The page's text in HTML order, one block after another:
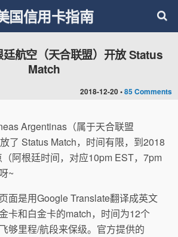
国信用卡指南
2018-12-20 •85 Comments
廷航空（天合联盟）开放 Status
Match
Argentinas（属于天合联盟
了 Status Match，时间有限，到2018
阿根廷时间，对应10pm EST，7pm
~
页面是用Google Translate翻译成英文
卡和白金卡的match，时间为12个
够里程/航段来保级。官方提供的